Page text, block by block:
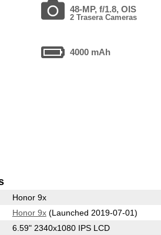
48-MP, f/1.8, OIS
2 Trasera Cameras
4000 mAh
Honor 9x
Honor 9x(Launched 2019-07-01)
6.59" 2340x1080 IPS LCD